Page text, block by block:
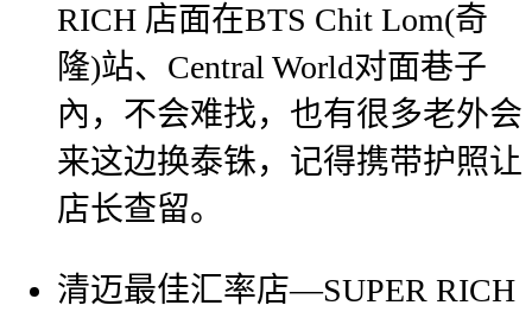
RICH 店面在BTS Chit Lom(奇
隆)站、Central World对面巷子
內，不会难找，也有很多老外会
来这边换泰铢，记得携带护照让
店长查留。
清迈最佳汇率店—SUPER RICH